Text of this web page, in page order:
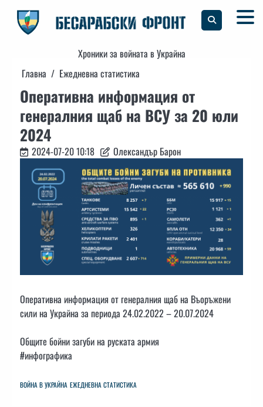
content
Хроники за войната в Украйна
Главна
Ежедневна статистика
Оперативна информация от
генералния щаб на ВСУ за 20 юли
2024
2024-07-20 10:18 Олександър Барон
Оперативна информация от генералния щаб на Въоръжени
сили на Украйна за периода 24.02.2022 – 20.07.2024
Общите бойни загуби на руската армия
#инфографика
ВОЙНА В УКРАЙНА ЕЖЕДНЕВНА СТАТИСТИКА